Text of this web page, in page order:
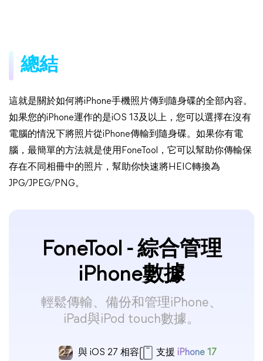
總結
這就是關於如何將iPhone手機照片傳到隨身碟的全部內容。
如果您的iPhone運作的是iOS 13及以上，您可以選擇在沒有
電腦的情況下將照片從iPhone傳輸到隨身碟。如果你有電
腦，最簡單的方法就是使用FoneTool，它可以幫助你傳輸保
存在不同相冊中的照片，幫助你快速將HEIC轉換為
JPG/JPEG/PNG。
FoneTool - 綜合管理
iPhone數據
輕鬆傳輸、備份和管理iPhone、
iPad與iPod touch數據。
與 iOS 27 相容 支援 iPhone 17